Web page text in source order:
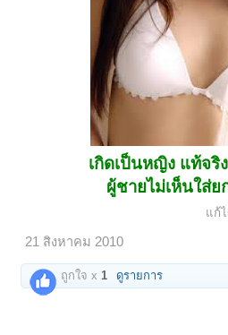
เกิดเป็นหญิง แท้จริ
ผู้ชายไม่เห็นใส่ย
แก้
21 สิงหาคม 2010
ถูกใจ x 1 ดูรายการ